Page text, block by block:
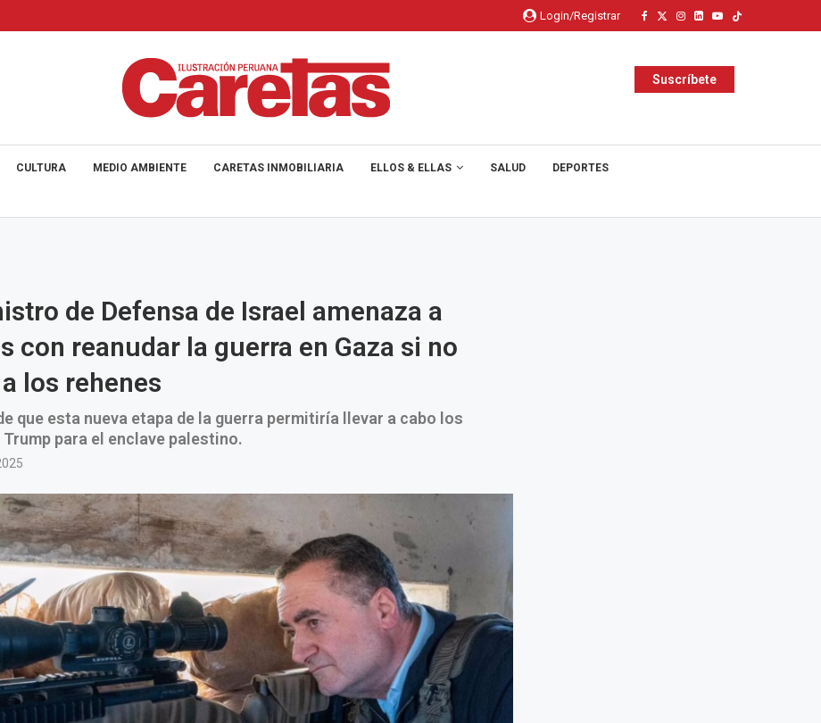
Login/Registrar
Suscríbete
CULTURA MEDIO AMBIENTE CARETAS INMOBILIARIA ELLOS & ELLAS SALUD DEPORTES
de Defensa de Israel amenaza a
con reanudar la guerra en Gaza si no
los rehenes
que esta nueva etapa de la guerra permitiría llevar a cabo los
Trump para el enclave palestino.